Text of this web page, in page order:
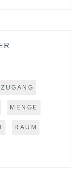
MENGE
RAUM